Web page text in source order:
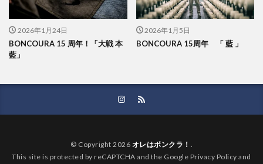
2026年1月24日
BONCOURA 15 周年！「大戦 本
藍」
2026年1月5日
BONCOURA 15周年 「 藍 」
© Copyright 2026 オレはボンクラ！ .
This site is protected by reCAPTCHA and the Google Privacy Policy and